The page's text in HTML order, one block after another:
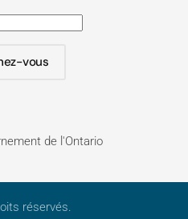
vous
de l'Ontario
réservés.